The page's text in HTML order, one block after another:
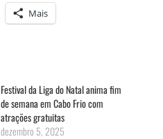
Mais
Festival da Liga do Natal anima fim
de semana em Cabo Frio com
atrações gratuitas
dezembro 5, 2025